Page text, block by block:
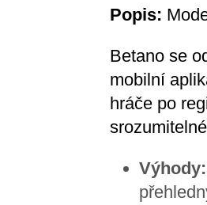
Popis:
Betano se
mobilní
hráče po
Výhody: